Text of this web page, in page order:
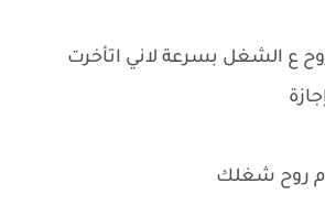
ع الشغل بسرعة لاني اتأخرت
روح شغلك